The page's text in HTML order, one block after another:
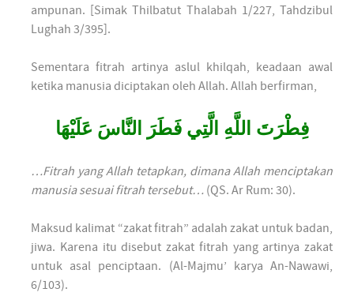
ampunan. [Simak Thilbatut Thalabah 1/227, Tahdzibul
Lughah 3/395].
Sementara fitrah artinya aslul khilqah, keadaan awal
ketika manusia diciptakan oleh Allah. Allah berfirman,
فِطْرَتَ اللَّهِ الَّتِي فَطَرَ النَّاسَ عَلَيْهَا
…Fitrah yang Allah tetapkan, dimana Allah menciptakan
manusia sesuai fitrah tersebut… (QS. Ar Rum: 30).
Maksud kalimat “zakat fitrah” adalah zakat untuk badan,
jiwa. Karena itu disebut zakat fitrah yang artinya zakat
untuk asal penciptaan. (Al-Majmu’ karya An-Nawawi,
6/103).